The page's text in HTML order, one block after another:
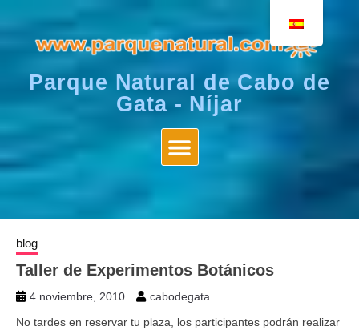
Parque Natural de Cabo de
Gata - Níjar
blog
Taller de Experimentos Botánicos
4 noviembre, 2010
cabodegata
No tardes en reservar tu plaza, los participantes podrán realizar